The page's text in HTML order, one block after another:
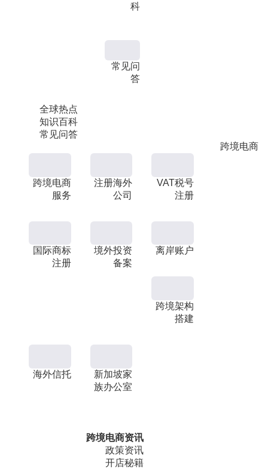
全球热点
知识百科
常见问答
科
常见问
答
跨境电商
跨境电商
服务
注册海外
公司
VAT税号
注册
国际商标
注册
境外投资
备案
离岸账户
跨境架构
搭建
海外信托
新加坡家
族办公室
跨境电商资讯
政策资讯
开店秘籍